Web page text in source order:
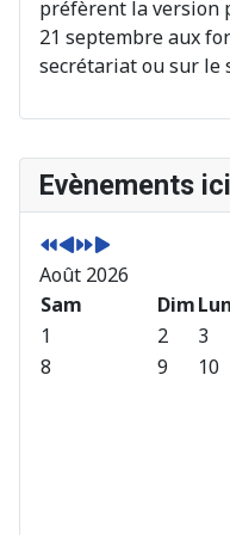
Evènements
A
n
n
é
e
p
r
é
M
o
i
s
p
r
A
n
n
é
e
s
M
o
i
s
s
Août 2026
Sam
DimLun
1
2 3
8
9 10
préfèrent la version
21 septembre aux
secrétariat ou sur le